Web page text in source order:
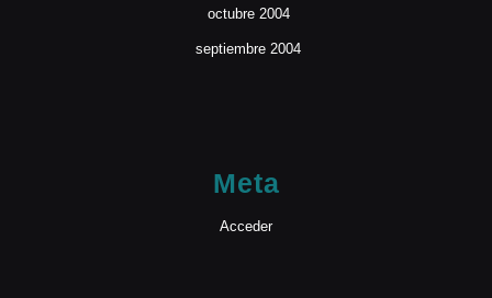
octubre 2004
septiembre 2004
Meta
Acceder